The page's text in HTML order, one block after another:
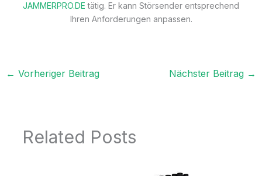
JAMMERPRO.DE tätig. Er kann Störsender entsprechend
Ihren Anforderungen anpassen.
← Vorheriger Beitrag Nächster Beitrag →
Related Posts